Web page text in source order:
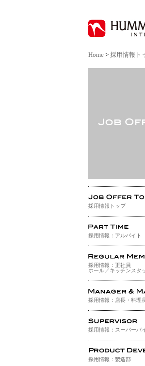
Home > 採用情報ト
採用情報トップ
採用情報：アルバイト
採用情報：正社員
ホール／キッチンスタ
採用情報：店長・料理
採用情報：スーパーバ
採用情報：製造部